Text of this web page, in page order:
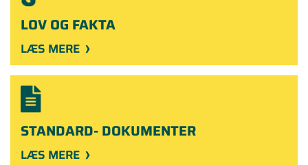
LOV OG FAKTA
LÆS MERE
STANDARD-DOKUMENTER
LÆS MERE